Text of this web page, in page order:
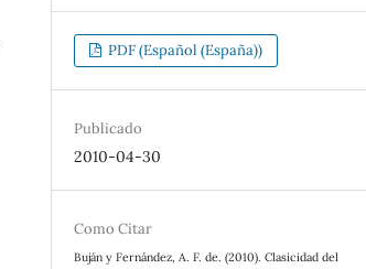
PDF (Español (España))
Publicado
2010-04-30
Como Citar
Buján y Fernández, A. F. de. (2010). Clasicidad del